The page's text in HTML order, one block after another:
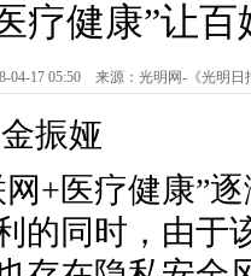
疗健康”让
04-17 05:50 来源： 光明网-《光明日
振娅
医疗健康”逐
的同时，由于